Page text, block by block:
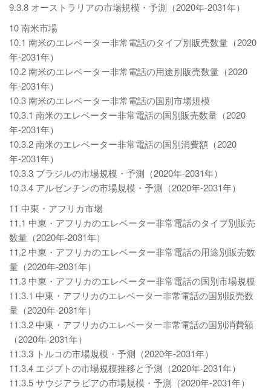
9.3.8 オーストラリアの市場規模・予測（2020年-2031年）
10 南米市場
10.1 南米のエレベーター非常電話のタイプ別販売数量（2020
年-2031年）
10.2 南米のエレベーター非常電話の用途別販売数量（2020
年-2031年）
10.3 南米のエレベーター非常電話の国別市場規模
10.3.1 南米のエレベーター非常電話の国別販売数量（2020
年-2031年）
10.3.2 南米のエレベーター非常電話の国別消費額（2020
年-2031年）
10.3.3 ブラジルの市場規模・予測（2020年-2031年）
10.3.4 アルゼンチンの市場規模・予測（2020年-2031年）
11 中東・アフリカ市場
11.1 中東・アフリカのエレベーター非常電話のタイプ別販売
数量（2020年-2031年）
11.2 中東・アフリカのエレベーター非常電話の用途別販売数
量（2020年-2031年）
11.3 中東・アフリカのエレベーター非常電話の国別市場規模
11.3.1 中東・アフリカのエレベーター非常電話の国別販売数
量（2020年-2031年）
11.3.2 中東・アフリカのエレベーター非常電話の国別消費額
（2020年-2031年）
11.3.3 トルコの市場規模・予測（2020年-2031年）
11.3.4 エジプトの市場規模推移と予測（2020年-2031年）
11.3.5 サウジアラビアの市場規模・予測（2020年-2031年）